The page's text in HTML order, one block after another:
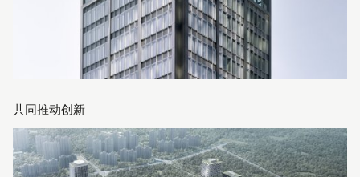
共同推动创新